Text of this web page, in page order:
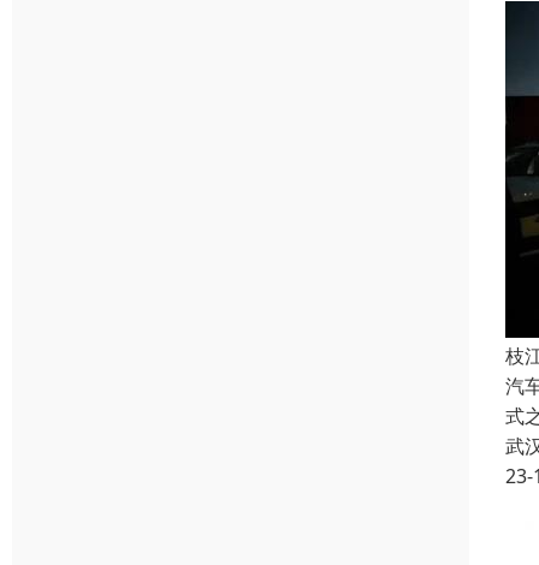
枝
汽
式
武
23-